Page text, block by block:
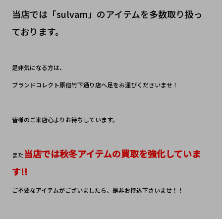
当店では「sulvam」のアイテムを多数取り扱っ
ております。
是非気になる方は、
ブランドコレクト原宿竹下通り店へ足をお運びくださいませ！
皆様のご来店心よりお待ちしています。
また当店では秋冬アイテムの買取を強化していま
す!!
ご不要なアイテムがございましたら、是非お持込下さいませ！！